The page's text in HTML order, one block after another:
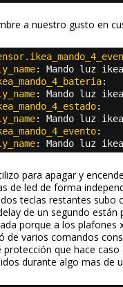
a nuestro gusto en
:
:
: Mando luz
:
: Mando luz
:
: Mando luz
para apagar y
de led de forma
teclas restantes subo
de un segundo están
porque a los plafones
de varios comandos
protección que hace
durante algo mas de